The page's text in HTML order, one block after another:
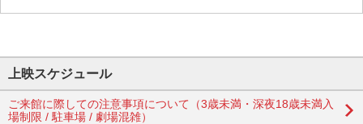
上映スケジュール
ご来館に際しての注意事項について（3歳未満・深夜18歳未満入
場制限 / 駐車場 / 劇場混雑）